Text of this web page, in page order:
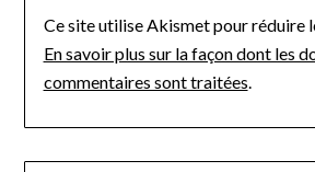
Ce site utilise Akismet pour réduire
En savoir plus sur la façon dont les
commentaires sont traitées